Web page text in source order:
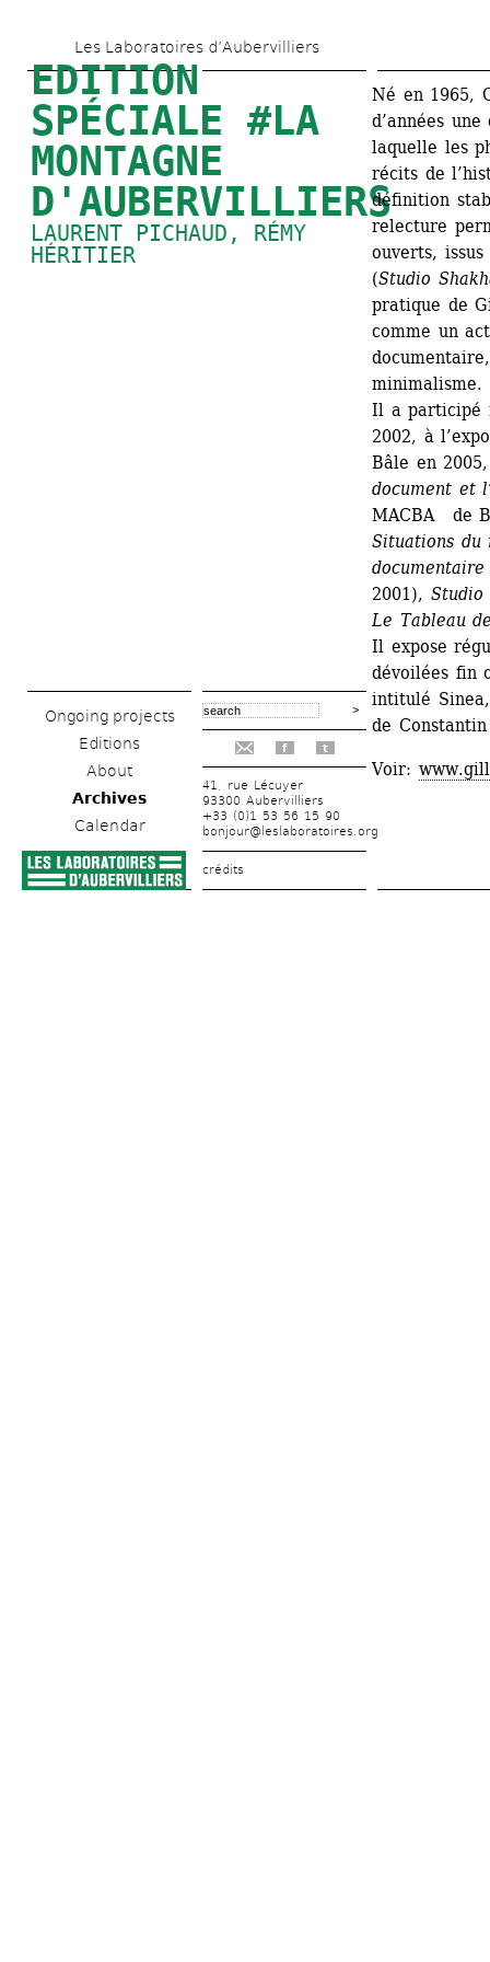
to
main
content
Les Laboratoires d’Aubervilliers
EDITION
SPÉCIALE #LA
MONTAGNE
D'AUBERVILLIERS
LAURENT PICHAUD , RÉMY
HÉRITIER
Ongoing projects
Editions
About
Archives
Calendar
f t
41, rue Lécuyer
93300 Aubervilliers
+33 (0)1 53 56 15 90
bonjour@leslaboratoires.org
crédits
Né en 1965,
d’années
laquelle les
récits de
définition
relecture
ouverts,
(Studio
pratique de
comme un
minimalisme.
Il a participé
2002, à
Bâle en
document et
MACBA de
Situations du
2001), Studio
Le Tableau
Il expose
dévoilées fin
intitulé
de
Voir: